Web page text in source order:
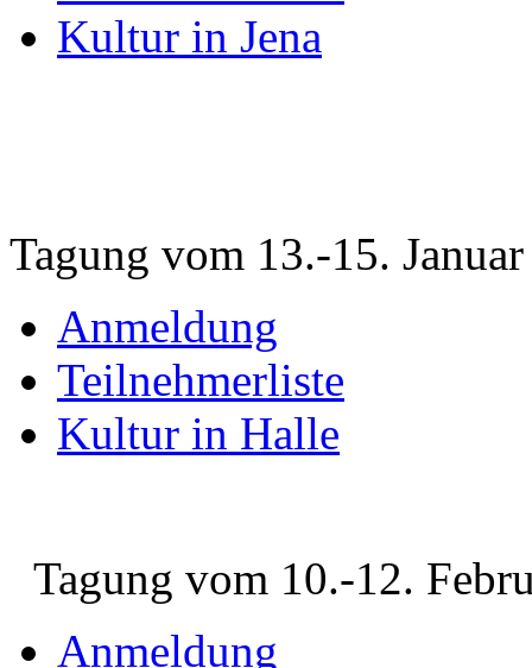
Kultur in Jena
Tagung vom 13.-15.
Anmeldung
Teilnehmerliste
Kultur in Halle
Tagung vom 10.-12.
Anmeldung